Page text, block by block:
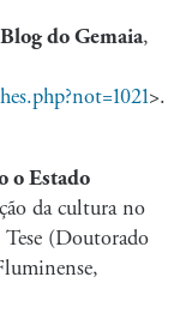
Blog do Gemaia,
>.
o Estado
da cultura no
(Doutorado